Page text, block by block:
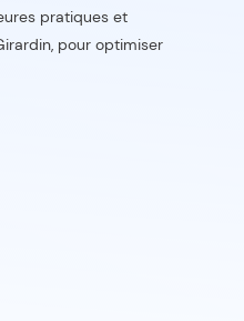
pratiques et
pour optimiser